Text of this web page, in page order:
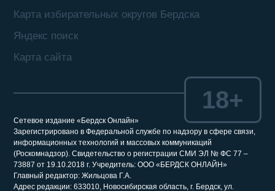
Карта избирательных округов Бердска
Яндекс поиск
Карта сайта
Сетевое издание «Бердск Онлайн»
Зарегистрировано в Федеральной службе по надзору в сфере связи,
информационных технологий и массовых коммуникаций
(Роскомнадзор). Свидетельство о регистрации СМИ ЭЛ № ФС 77 –
73887 от 19.10.2018 г. Учредитель: ООО «БЕРДСК ОНЛАЙН»
Главный редактор: Жильцова Г.А.
Адрес редакции: 633010, Новосибирская область, г. Бердск, ул.
18+